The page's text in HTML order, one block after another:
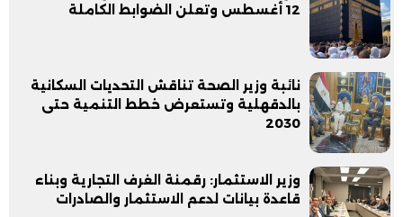
12 أغسطس وتعلن الضوابط الكاملة
نائبة وزير الصحة تناقش التحديات السكانية
بالدقهلية وتستعرض خطط التنمية حتى
2030
وزير الاستثمار: رقمنة الغرف التجارية وبناء
قاعدة بيانات لدعم الاستثمار والصادرات